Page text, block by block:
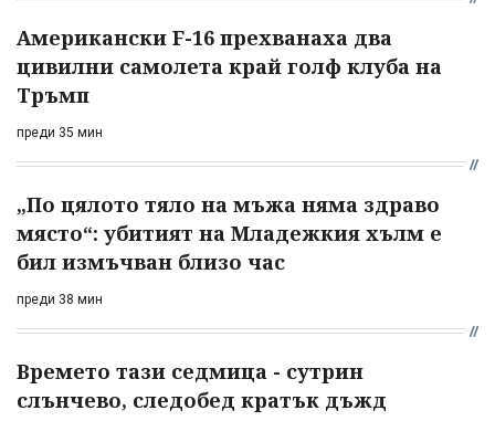
Американски F-16 прехванаха два
цивилни самолета край голф клуба на
Тръмп
преди 35 мин
„По цялото тяло на мъжа няма здраво
място“: убитият на Младежкия хълм е
бил измъчван близо час
преди 38 мин
Времето тази седмица - сутрин
слънчево, следобед кратък дъжд